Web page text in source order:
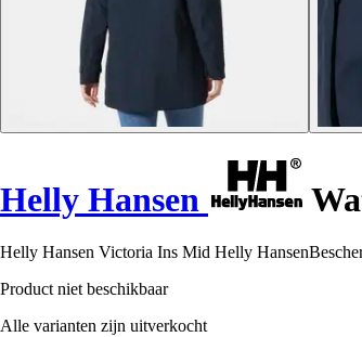
Helly Hansen
Helly Hansen Victoria Ins Mid Helly
Product niet beschikbaar
Alle varianten zijn uitverkocht